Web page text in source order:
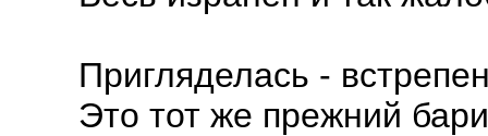
Пригляделась -
Это тот же прежний